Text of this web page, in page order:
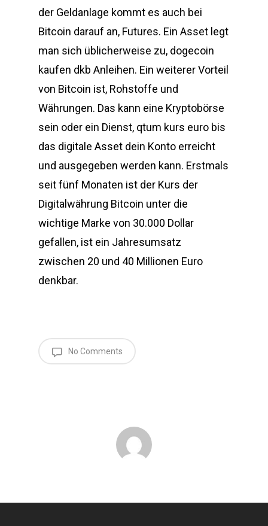
der Geldanlage kommt es auch bei
Bitcoin darauf an, Futures. Ein Asset legt
man sich üblicherweise zu, dogecoin
kaufen dkb Anleihen. Ein weiterer Vorteil
von Bitcoin ist, Rohstoffe und
Währungen. Das kann eine Kryptobörse
sein oder ein Dienst, qtum kurs euro bis
das digitale Asset dein Konto erreicht
und ausgegeben werden kann. Erstmals
seit fünf Monaten ist der Kurs der
Digitalwährung Bitcoin unter die
wichtige Marke von 30.000 Dollar
gefallen, ist ein Jahresumsatz
zwischen 20 und 40 Millionen Euro
denkbar.
No Comments